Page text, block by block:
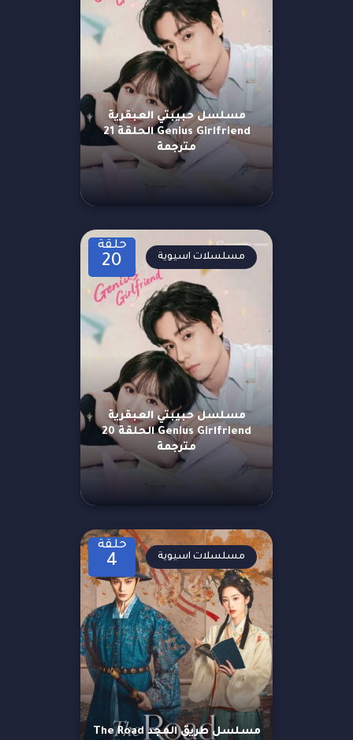
مسلسل حبيبتي العبقرية
Genius Girlfriend الحلقة 21
مترجمة
حلقة
20
مسلسل حبيبتي العبقرية
Genius Girlfriend الحلقة 20
مترجمة
مسلسلات اسيوية
حلقة
4
مسلسل طريق المجد The Road
مسلسلات اسيوية